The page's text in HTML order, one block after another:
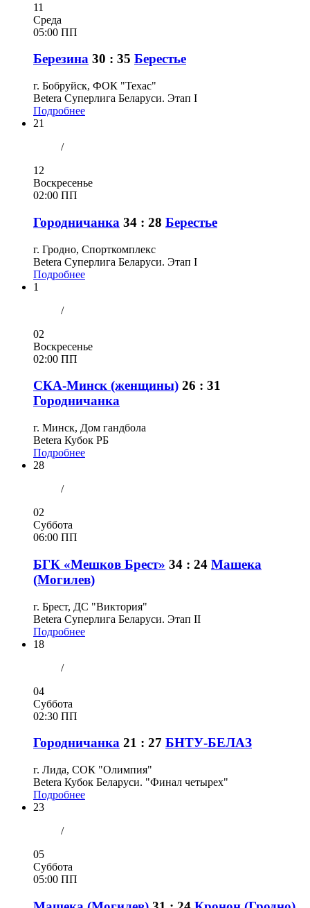
11
Среда
05:00 ПП
Березина 30 : 35 Берестье
г. Бобруйск, ФОК "Техас"
Betera Суперлига Беларуси. Этап I
Подробнее
21
/
12
Воскресенье
02:00 ПП
Городничанка 34 : 28 Берестье
г. Гродно, Спорткомплекс
Betera Суперлига Беларуси. Этап I
Подробнее
1
/
02
Воскресенье
02:00 ПП
СКА-Минск (женщины) 26 : 31
Городничанка
г. Минск, Дом гандбола
Betera Кубок РБ
Подробнее
28
/
02
Суббота
06:00 ПП
БГК «Мешков Брест» 34 : 24 Машека
(Могилев)
г. Брест, ДС "Виктория"
Betera Суперлига Беларуси. Этап II
Подробнее
18
/
04
Суббота
02:30 ПП
Городничанка 21 : 27 БНТУ-БЕЛАЗ
г. Лида, СОК "Олимпия"
Betera Кубок Беларуси. "Финал четырех"
Подробнее
23
/
05
Суббота
05:00 ПП